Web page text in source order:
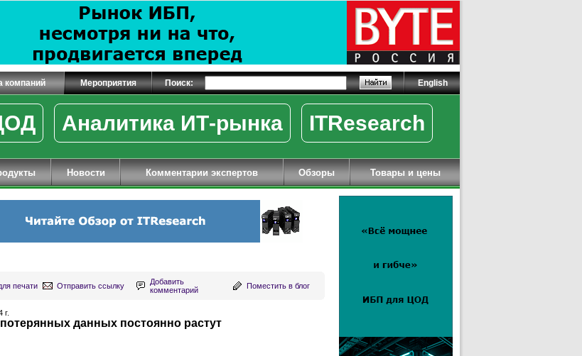
компаний Мероприятия Поиск: English
Аналитика ИТ-рынка ITResearch
Новости Комментарии экспертов Обзоры Товары и цены
печати Отправить ссылку
Добавить
комментарий
Поместить в блог
г.
данных постоянно растут